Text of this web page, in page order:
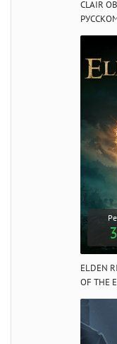
CLAIR
3
ELDEN
OF THE